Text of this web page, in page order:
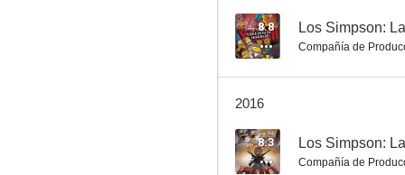
8.8 Los Simpson:
Compañía de
2016
8.3
Compañía de